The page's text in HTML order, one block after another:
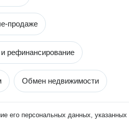
продаже
рефинансирование
Обмен недвижимости
его персональных данных, указанных